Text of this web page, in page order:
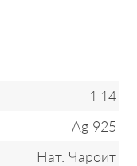
1.14
Ag 925
Нат. Чароит